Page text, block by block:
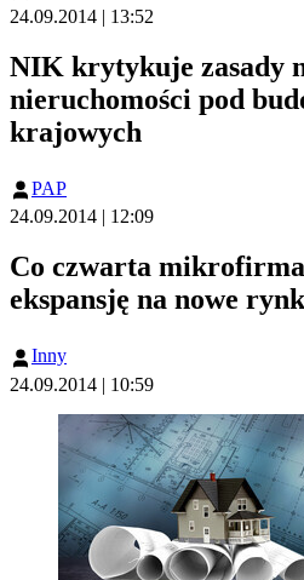
24.09.2014 | 13:52
NIK krytykuje zasady
nieruchomości pod
krajowych
PAP
24.09.2014 | 12:09
Co czwarta
ekspansję na nowe
Inny
24.09.2014 | 10:59